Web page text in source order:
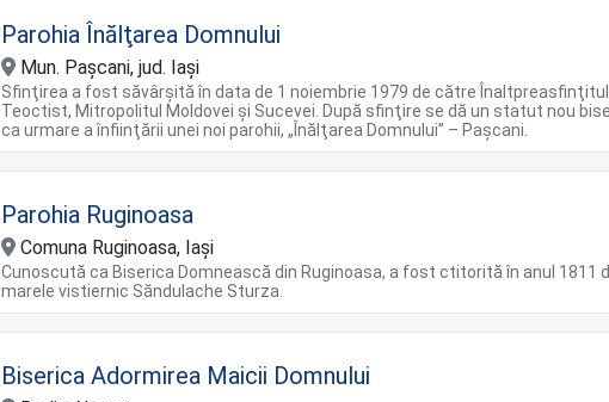
Parohia Înălţarea Domnului
Mun. Paşcani, jud. Iaşi
Sfinţirea a fost săvârşită în data de 1 noiembrie 1979 de către Înaltpreasfinţitul
Teoctist, Mitropolitul Moldovei şi Sucevei. După sfinţire se dă un statut nou
ca urmare a înfiinţării unei noi parohii, „Înălţarea Domnului” – Paşcani.
Parohia Ruginoasa
Comuna Ruginoasa, Iași
Cunoscută ca Biserica Domnească din Ruginoasa, a fost ctitorită în anul 1811
marele vistiernic Săndulache Sturza.
Biserica Adormirea Maicii Domnului